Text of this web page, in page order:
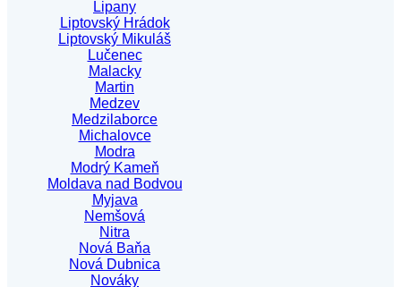
Lipany
Liptovský Hrádok
Liptovský Mikuláš
Lučenec
Malacky
Martin
Medzev
Medzilaborce
Michalovce
Modra
Modrý Kameň
Moldava nad Bodvou
Myjava
Nemšová
Nitra
Nová Baňa
Nová Dubnica
Nováky